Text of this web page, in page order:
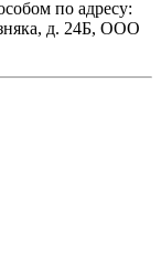
по адресу:
д. 24Б, ООО